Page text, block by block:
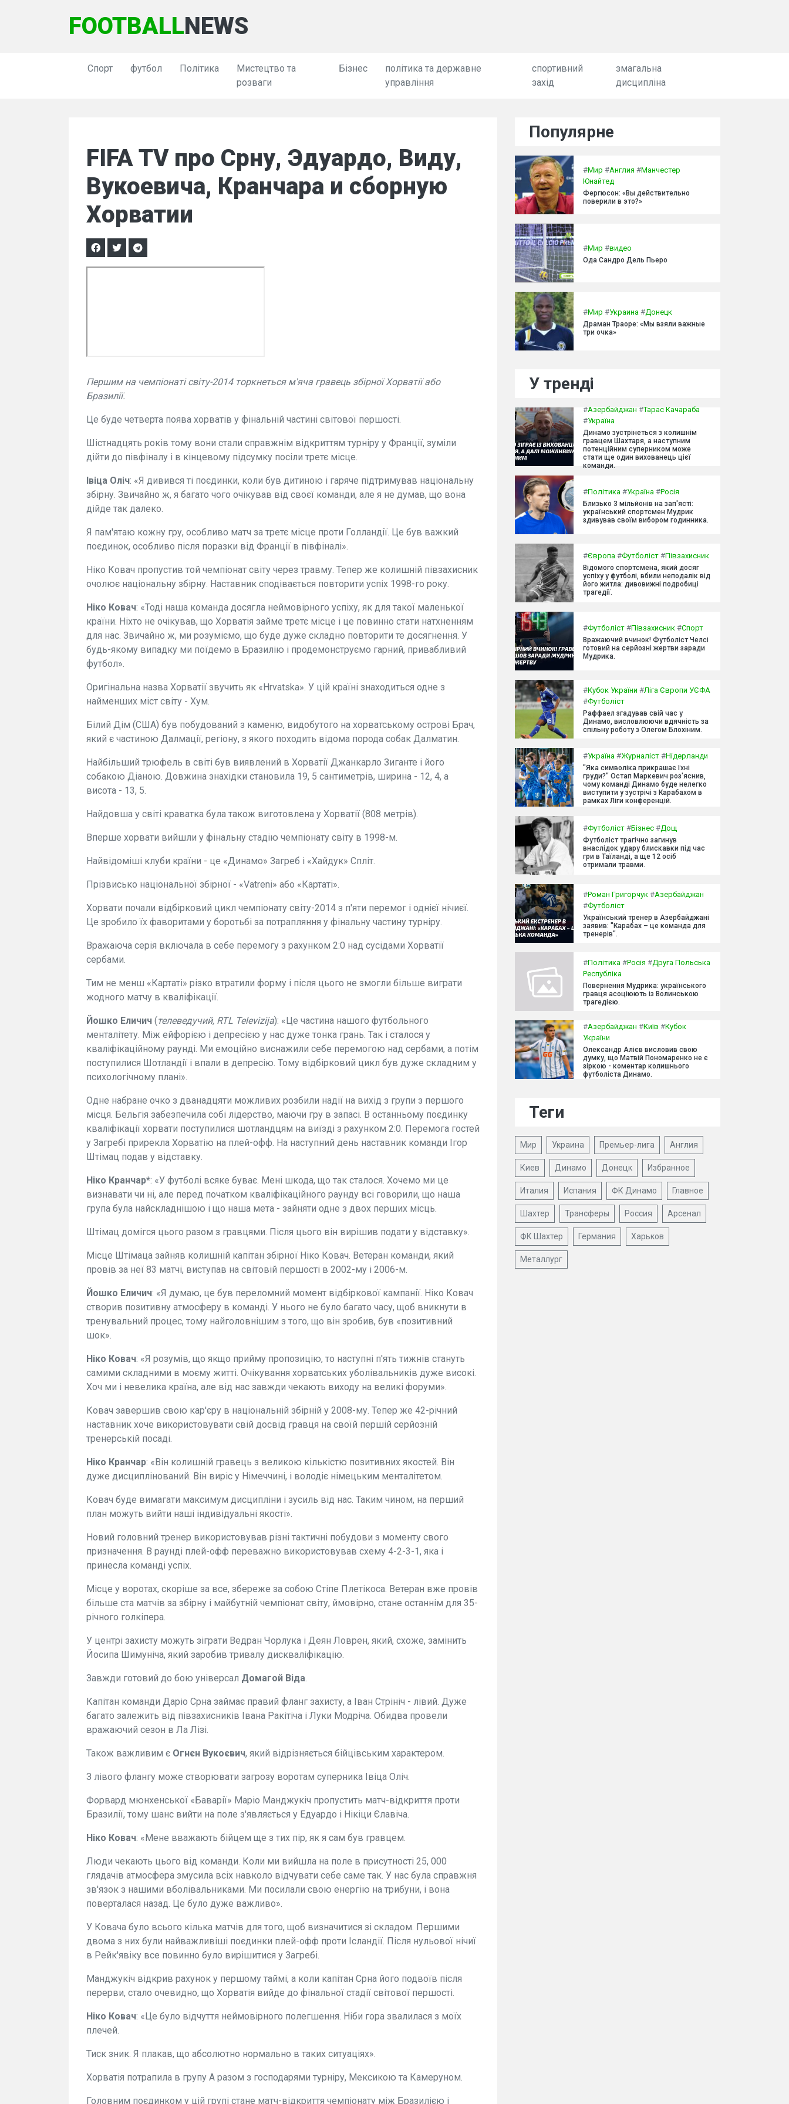
FOOTBALLNEWS
Спорт футбол Політика
Мистецтво та
розваги
Бізнес
політика та державне
управління
спортивний
захід
змагальна
дисципліна
FIFA TV про Срну, Эдуардо, Виду,
Вукоевича, Кранчара и сборную
Хорватии
Першим на чемпіонаті світу-2014 торкнеться м'яча гравець збірної Хорватії або
Бразилії.
Це буде четверта поява хорватів у фінальній частині світової першості.
Шістнадцять років тому вони стали справжнім відкриттям турніру у Франції, зуміли
дійти до півфіналу і в кінцевому підсумку посіли третє місце.
Івіца Оліч: «Я дивився ті поєдинки, коли був дитиною і гаряче підтримував національну
збірну. Звичайно ж, я багато чого очікував від своєї команди, але я не думав, що вона
дійде так далеко.
Я пам'ятаю кожну гру, особливо матч за третє місце проти Голландії. Це був важкий
поєдинок, особливо після поразки від Франції в півфіналі».
Ніко Ковач пропустив той чемпіонат світу через травму. Тепер же колишній півзахисник
очолює національну збірну. Наставник сподівається повторити успіх 1998-го року.
Ніко Ковач: «Тоді наша команда досягла неймовірного успіху, як для такої маленької
країни. Ніхто не очікував, що Хорватія займе третє місце і це повинно стати натхненням
для нас. Звичайно ж, ми розуміємо, що буде дуже складно повторити те досягнення. У
будь-якому випадку ми поїдемо в Бразилію і продемонструємо гарний, привабливий
футбол».
Оригінальна назва Хорватії звучить як «Hrvatska». У цій країні знаходиться одне з
найменших міст світу - Хум.
Білий Дім (США) був побудований з каменю, видобутого на хорватському острові Брач,
який є частиною Далмації, регіону, з якого походить відома порода собак Далматин.
Найбільший трюфель в світі був виявлений в Хорватії Джанкарло Зиганте і його
собакою Діаною. Довжина знахідки становила 19, 5 сантиметрів, ширина - 12, 4, а
висота - 13, 5.
Найдовша у світі краватка була також виготовлена у Хорватії (808 метрів).
Вперше хорвати вийшли у фінальну стадію чемпіонату світу в 1998-м.
Найвідоміші клуби країни - це «Динамо» Загреб і «Хайдук» Спліт.
Прізвисько національної збірної - «Vatreni» або «Картаті».
Хорвати почали відбірковий цикл чемпіонату світу-2014 з п'яти перемог і однієї нічиєї.
Це зробило їх фаворитами у боротьбі за потрапляння у фінальну частину турніру.
Вражаюча серія включала в себе перемогу з рахунком 2:0 над сусідами Хорватії
сербами.
Тим не менш «Картаті» різко втратили форму і після цього не змогли більше виграти
жодного матчу в кваліфікації.
Йошко Еличич (телеведучий, RTL Televizija): «Це частина нашого футбольного
менталітету. Між ейфорією і депресією у нас дуже тонка грань. Так і сталося у
кваліфікаційному раунді. Ми емоційно виснажили себе перемогою над сербами, а потім
поступилися Шотландії і впали в депресію. Тому відбірковий цикл був дуже складним у
психологічному плані».
Одне набране очко з дванадцяти можливих розбили надії на вихід з групи з першого
місця. Бельгія забезпечила собі лідерство, маючи гру в запасі. В останньому поєдинку
кваліфікації хорвати поступилися шотландцям на виїзді з рахунком 2:0. Перемога гостей
у Загребі прирекла Хорватію на плей-офф. На наступний день наставник команди Ігор
Штімац подав у відставку.
Ніко Кранчар*: «У футболі всяке буває. Мені шкода, що так сталося. Хочемо ми це
визнавати чи ні, але перед початком кваліфікаційного раунду всі говорили, що наша
група була найскладнішою і що наша мета - зайняти одне з двох перших місць.
Штімац домігся цього разом з гравцями. Після цього він вирішив подати у відставку».
Місце Штімаца зайняв колишній капітан збірної Ніко Ковач. Ветеран команди, який
провів за неї 83 матчі, виступав на світовій першості в 2002-му і 2006-м.
Йошко Еличич: «Я думаю, це був переломний момент відбіркової кампанії. Ніко Ковач
створив позитивну атмосферу в команді. У нього не було багато часу, щоб вникнути в
тренувальний процес, тому найголовнішим з того, що він зробив, був «позитивний
шок».
Ніко Ковач: «Я розумів, що якщо прийму пропозицію, то наступні п'ять тижнів стануть
самими складними в моєму житті. Очікування хорватських уболівальників дуже високі.
Хоч ми і невелика країна, але від нас завжди чекають виходу на великі форуми».
Ковач завершив свою кар'єру в національній збірній у 2008-му. Тепер же 42-річний
наставник хоче використовувати свій досвід гравця на своїй першій серйозній
тренерській посаді.
Ніко Кранчар: «Він колишній гравець з великою кількістю позитивних якостей. Він
дуже дисциплінований. Він виріс у Німеччині, і володіє німецьким менталітетом.
Ковач буде вимагати максимум дисципліни і зусиль від нас. Таким чином, на перший
план можуть вийти наші індивідуальні якості».
Новий головний тренер використовував різні тактичні побудови з моменту свого
призначення. В раунді плей-офф переважно використовував схему 4-2-3-1, яка і
принесла команді успіх.
Місце у воротах, скоріше за все, збереже за собою Стіпе Плетікоса. Ветеран вже провів
більше ста матчів за збірну і майбутній чемпіонат світу, ймовірно, стане останнім для 35-
річного голкіпера.
У центрі захисту можуть зіграти Ведран Чорлука і Деян Ловрен, який, схоже, замінить
Йосипа Шимуніча, який заробив тривалу дискваліфікацію.
Завжди готовий до бою універсал Домагой Віда.
Капітан команди Даріо Срна займає правий фланг захисту, а Іван Стрініч - лівий. Дуже
багато залежить від півзахисників Івана Ракітіча і Луки Модріча. Обидва провели
вражаючий сезон в Ла Лізі.
Також важливим є Огнєн Вукоєвич, який відрізняється бійцівським характером.
З лівого флангу може створювати загрозу воротам суперника Івіца Оліч.
Форвард мюнхенської «Баварії» Маріо Манджукіч пропустить матч-відкриття проти
Бразилії, тому шанс вийти на поле з'являється у Едуардо і Нікіци Єлавіча.
Ніко Ковач: «Мене вважають бійцем ще з тих пір, як я сам був гравцем.
Люди чекають цього від команди. Коли ми вийшла на поле в присутності 25, 000
глядачів атмосфера змусила всіх навколо відчувати себе саме так. У нас була справжня
зв'язок з нашими вболівальниками. Ми посилали свою енергію на трибуни, і вона
поверталася назад. Це було дуже важливо».
У Ковача було всього кілька матчів для того, щоб визначитися зі складом. Першими
двома з них були найважливіші поєдинки плей-офф проти Ісландії. Після нульової нічиї
в Рейк'явіку все повинно було вирішитися у Загребі.
Манджукіч відкрив рахунок у першому таймі, а коли капітан Срна його подвоїв після
перерви, стало очевидно, що Хорватія вийде до фінальної стадії світової першості.
Ніко Ковач: «Це було відчуття неймовірного полегшення. Ніби гора звалилася з моїх
плечей.
Тиск зник. Я плакав, що абсолютно нормально в таких ситуаціях».
Хорватія потрапила в групу А разом з господарями турніру, Мексикою та Камеруном.
Головним поєдинком у цій групі стане матч-відкриття чемпіонату між Бразилією і
Популярне
#Мир #Англия #Манчестер
Юнайтед
Фергюсон: «Вы действительно
поверили в это?»
#Мир #видео
Ода Сандро Дель Пьеро
#Мир #Украина #Донецк
Драман Траоре: «Мы взяли важные
три очка»
У тренді
#Азербайджан #Тарас Качараба
#Україна
Динамо зустрінеться з колишнім
гравцем Шахтаря, а наступним
потенційним суперником може
стати ще один вихованець цієї
команди.
#Політика #Україна #Росія
Близько 3 мільйонів на зап'ясті:
український спортсмен Мудрик
здивував своїм вибором годинника.
#Європа #Футболіст #Півзахисник
Відомого спортсмена, який досяг
успіху у футболі, вбили неподалік від
його житла: дивовижні подробиці
трагедії.
#Футболіст #Півзахисник #Спорт
Вражаючий вчинок! Футболіст Челсі
готовий на серйозні жертви заради
Мудрика.
#Кубок України #Ліга Європи УЄФА
#Футболіст
Раффаел згадував свій час у
Динамо, висловлюючи вдячність за
спільну роботу з Олегом Блохіним.
#Україна #Журналіст #Нідерланди
"Яка символіка прикрашає їхні
груди?" Остап Маркевич роз'яснив,
чому команді Динамо буде нелегко
виступити у зустрічі з Карабахом в
рамках Ліги конференцій.
#Футболіст #Бізнес #Дощ
Футболіст трагічно загинув
внаслідок удару блискавки під час
гри в Таїланді, а ще 12 осіб
отримали травми.
#Роман Григорчук #Азербайджан
#Футболіст
Український тренер в Азербайджані
заявив: "Карабах – це команда для
тренерів".
#Політика #Росія #Друга Польська
Республіка
Повернення Мудрика: українського
гравця асоціюють із Волинською
трагедією.
#Азербайджан #Київ #Кубок
України
Олександр Алієв висловив свою
думку, що Матвій Пономаренко не є
зіркою - коментар колишнього
футболіста Динамо.
Теги
Мир Украина Премьер-лига Англия
Киев Динамо Донецк Избранное
Италия Испания ФК Динамо Главное
Шахтер Трансферы Россия Арсенал
ФК Шахтер Германия Харьков
Металлург